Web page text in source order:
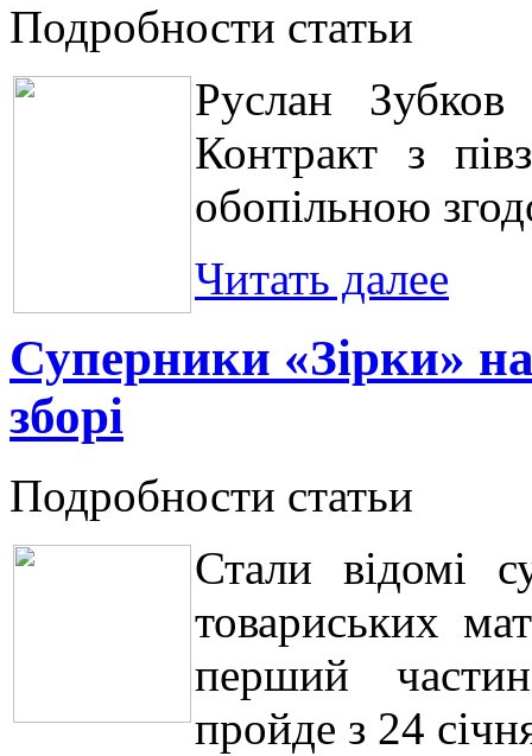
Подробности статьи
Руслан
Контракт з
обопільною
Читать далее
Суперники «Зірки»
зборі
Подробности статьи
Стали відомі
товариських
перший
пройде з 24